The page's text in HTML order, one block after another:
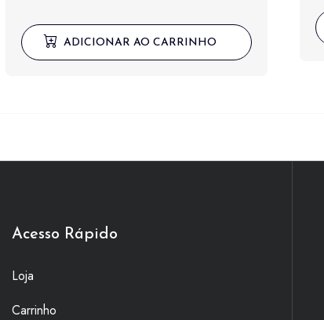
ADICIONAR AO CARRINHO
Acesso Rápido
Loja
Carrinho